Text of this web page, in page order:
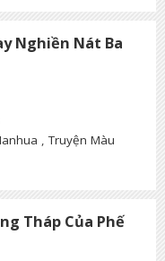
Nghiền Nát Ba
,Truyện Màu
Tháp Của Phế